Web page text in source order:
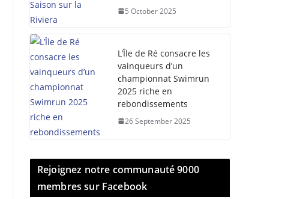
5 October 2025
L’Île de Ré consacre les
vainqueurs d’un
championnat Swimrun
2025 riche en
rebondissements
26 September 2025
Rejoignez notre communauté 9000
membres sur Facebook